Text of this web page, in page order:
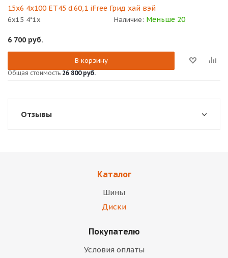
15x6 4x100 ET45 d.60,1 iFree Грид хай вэй
6x15 4*1x Наличие: Меньше 20
6 700 руб.
В корзину
Общая стоимость 26 800 руб.
Отзывы
Каталог
Шины
Диски
Покупателю
Условия оплаты